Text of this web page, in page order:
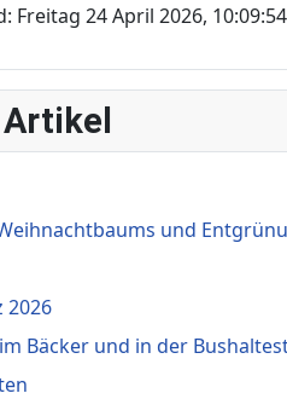
Freitag 24 April 2026,
und
2026
Bäcker und in der